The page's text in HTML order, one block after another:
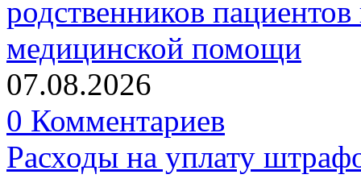
родственников
медицинской помощи
07.08.2026
0 Комментариев
Расходы на уплату